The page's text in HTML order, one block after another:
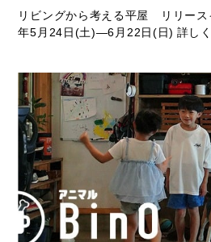
リビングから考える平屋 リリース
年5月24日(土)―6月22日(日) 詳し